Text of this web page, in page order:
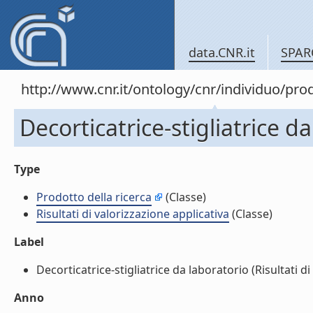
data.CNR.it
http://www.cnr.it/ontology/cnr/individuo/
Decorticatrice-stigliatrice
Type
Prodotto della ricerca
(Classe)
Risultati di valorizzazione applicativa (Classe)
Label
Decorticatrice-stigliatrice da laboratorio (Risultati
Anno